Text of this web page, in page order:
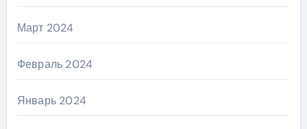
Март 2024
Февраль 2024
Январь 2024